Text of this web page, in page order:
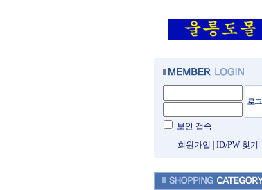
보안 접속
회원가입
ID/PW 찾기